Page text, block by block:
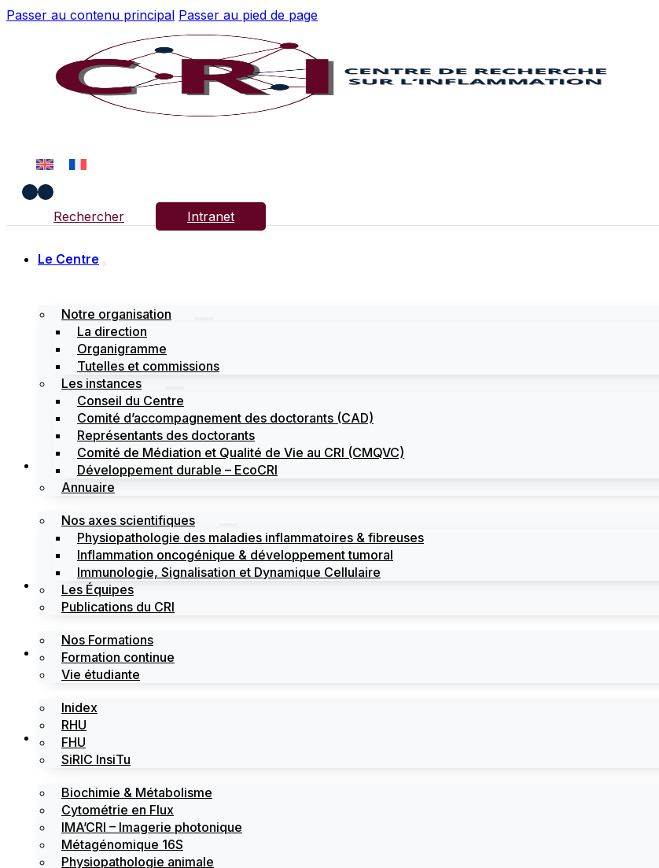
Passer au contenu principal Passer au pied de page
Rechercher Intranet
Le Centre
Notre organisation
La direction
Organigramme
Tutelles et commissions
Les instances
Conseil du Centre
Comité d’accompagnement des doctorants (CAD)
Représentants des doctorants
Comité de Médiation et Qualité de Vie au CRI (CMQVC)
Développement durable – EcoCRI
Annuaire
Recherche
Nos axes scientifiques
Physiopathologie des maladies inflammatoires & fibreuses
Inflammation oncogénique & développement tumoral
Immunologie, Signalisation et Dynamique Cellulaire
Les Équipes
Publications du CRI
Formations
Nos Formations
Formation continue
Vie étudiante
Labels
Inidex
RHU
FHU
SiRIC InsiTu
Les plateformes
Biochimie & Métabolisme
Cytométrie en Flux
IMA’CRI – Imagerie photonique
Métagénomique 16S
Physiopathologie animale